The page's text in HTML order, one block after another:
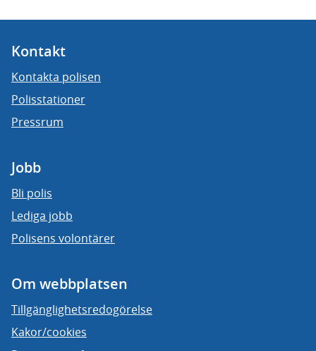
Kontakt
Kontakta polisen
Polisstationer
Pressrum
Jobb
Bli polis
Lediga jobb
Polisens volontärer
Om webbplatsen
Tillgänglighetsredogörelse
Kakor/cookies